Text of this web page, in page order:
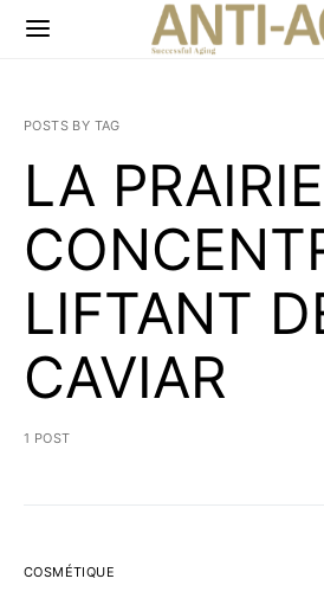
POSTS BY TAG
LA
LIFTANT
CAVIAR
1 POST
COSMÉTIQUE